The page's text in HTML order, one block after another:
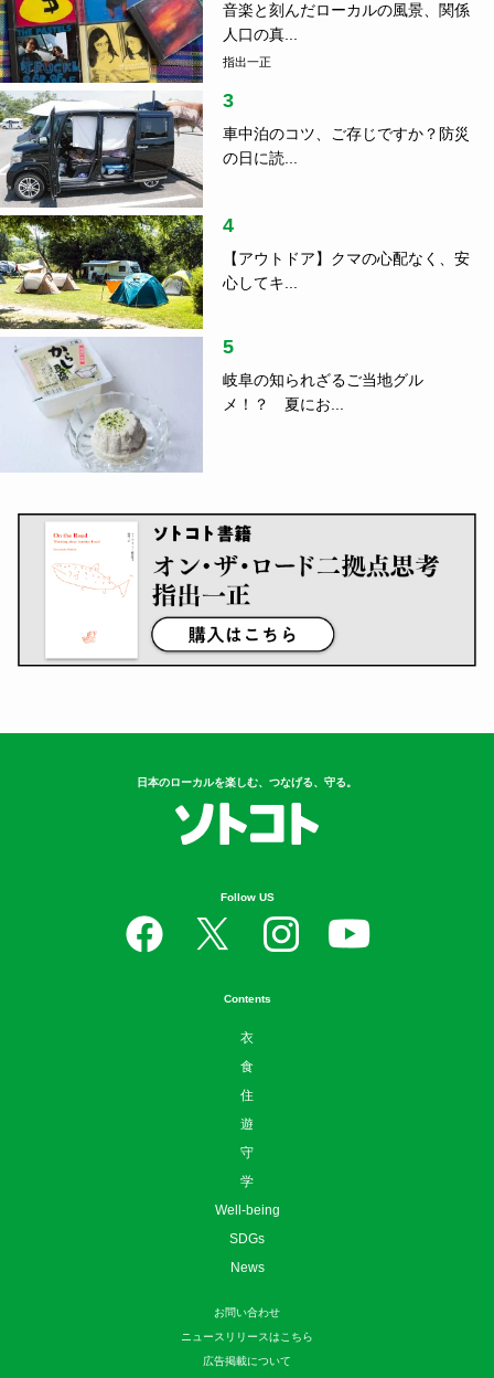
音楽と刻んだローカルの風景、関係
人口の真...
指出一正
3
車中泊のコツ、ご存じですか？防災
の日に読...
4
【アウトドア】クマの心配なく、安
心してキ...
5
岐阜の知られざるご当地グル
メ！？ 夏にお...
日本のローカルを楽しむ、つなげる、守る。
Follow US
Contents
衣
食
住
遊
守
学
Well-being
SDGs
News
お問い合わせ
ニュースリリースはこちら
広告掲載について